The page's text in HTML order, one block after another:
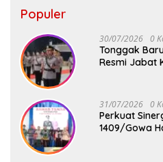
Populer
30/07/2026 0
Tonggak
Resmi Jabat
31/07/2026 0
Perkuat
1409/Gowa